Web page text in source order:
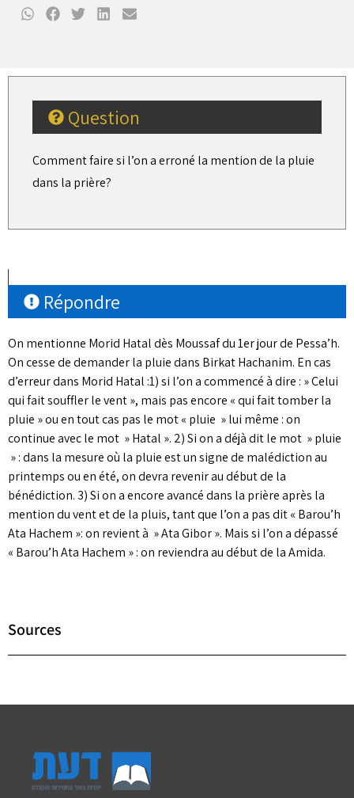
Question
Comment faire si l’on a erroné la mention de la pluie
dans la prière?
Répondre
On mentionne Morid Hatal dès Moussaf du 1er jour de Pessa’h.
On cesse de demander la pluie dans Birkat Hachanim. En cas
d’erreur dans Morid Hatal :1) si l’on a commencé à dire : » Celui
qui fait souffler le vent », mais pas encore « qui fait tomber la
pluie » ou en tout cas pas le mot « pluie » lui même : on
continue avec le mot » Hatal ». 2) Si on a déjà dit le mot » pluie
» : dans la mesure où la pluie est un signe de malédiction au
printemps ou en été, on devra revenir au début de la
bénédiction. 3) Si on a encore avancé dans la prière après la
mention du vent et de la pluis, tant que l’on a pas dit « Barou’h
Ata Hachem »: on revient à » Ata Gibor ». Mais si l’on a dépassé
« Barou’h Ata Hachem » : on reviendra au début de la Amida.
Sources